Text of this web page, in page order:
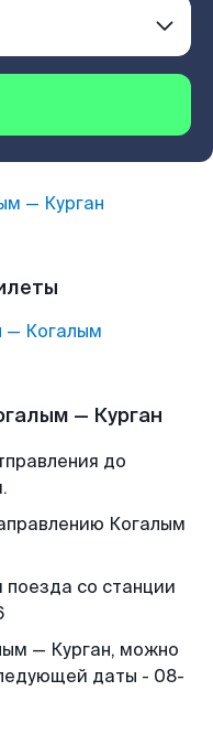
— Курган
— Когалым
— Курган
до
Когалым
со станции
— Курган, можно
даты - 08-